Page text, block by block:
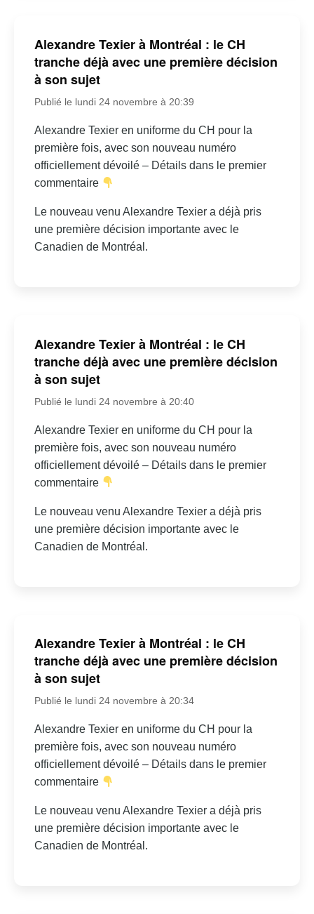
Alexandre Texier à Montréal : le CH
tranche déjà avec une première décision
à son sujet
Publié le lundi 24 novembre à 20:39
Alexandre Texier en uniforme du CH pour la
première fois, avec son nouveau numéro
officiellement dévoilé – Détails dans le premier
commentaire
Le nouveau venu Alexandre Texier a déjà pris
une première décision importante avec le
Canadien de Montréal.
Alexandre Texier à Montréal : le CH
tranche déjà avec une première décision
à son sujet
Publié le lundi 24 novembre à 20:40
Alexandre Texier en uniforme du CH pour la
première fois, avec son nouveau numéro
officiellement dévoilé – Détails dans le premier
commentaire
Le nouveau venu Alexandre Texier a déjà pris
une première décision importante avec le
Canadien de Montréal.
Alexandre Texier à Montréal : le CH
tranche déjà avec une première décision
à son sujet
Publié le lundi 24 novembre à 20:34
Alexandre Texier en uniforme du CH pour la
première fois, avec son nouveau numéro
officiellement dévoilé – Détails dans le premier
commentaire
Le nouveau venu Alexandre Texier a déjà pris
une première décision importante avec le
Canadien de Montréal.